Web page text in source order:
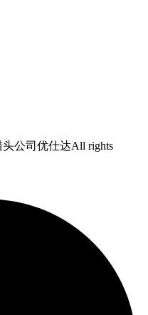
公司优仕达All rights